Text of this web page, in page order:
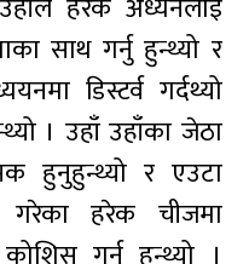
उहाँले हरेक अध्यनलाई
साथ गर्नु हुन्थ्यो र
डिस्टर्व गर्दथ्यो
। उहाँ उहाँका जेठा
हुनुहुन्थ्यो र एउटा
हरेक चीजमा